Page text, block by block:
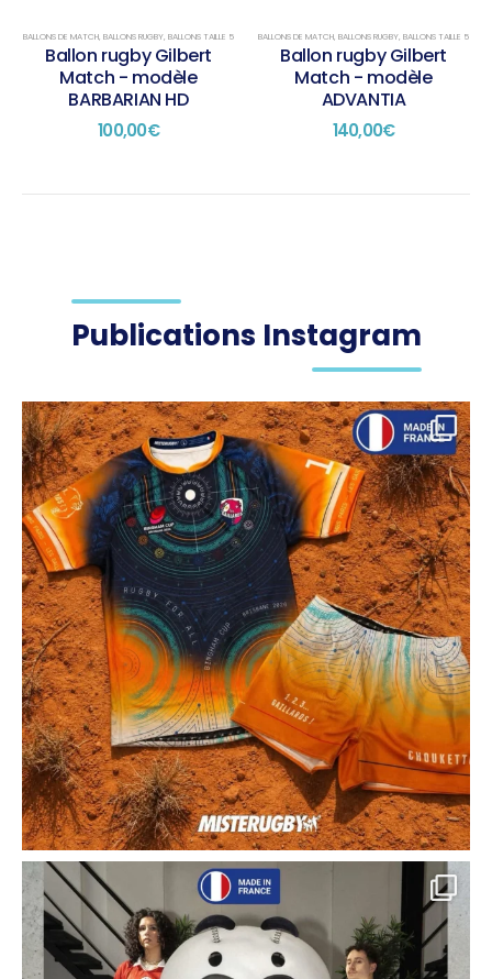
BALLONS DE MATCH, BALLONS RUGBY, BALLONS TAILLE 5
Ballon rugby Gilbert
Match - modèle
BARBARIAN HD
100,00€
BALLONS DE MATCH, BALLONS RUGBY, BALLONS TAILLE 5
Ballon rugby Gilbert
Match - modèle
ADVANTIA
140,00€
Publications Instagram